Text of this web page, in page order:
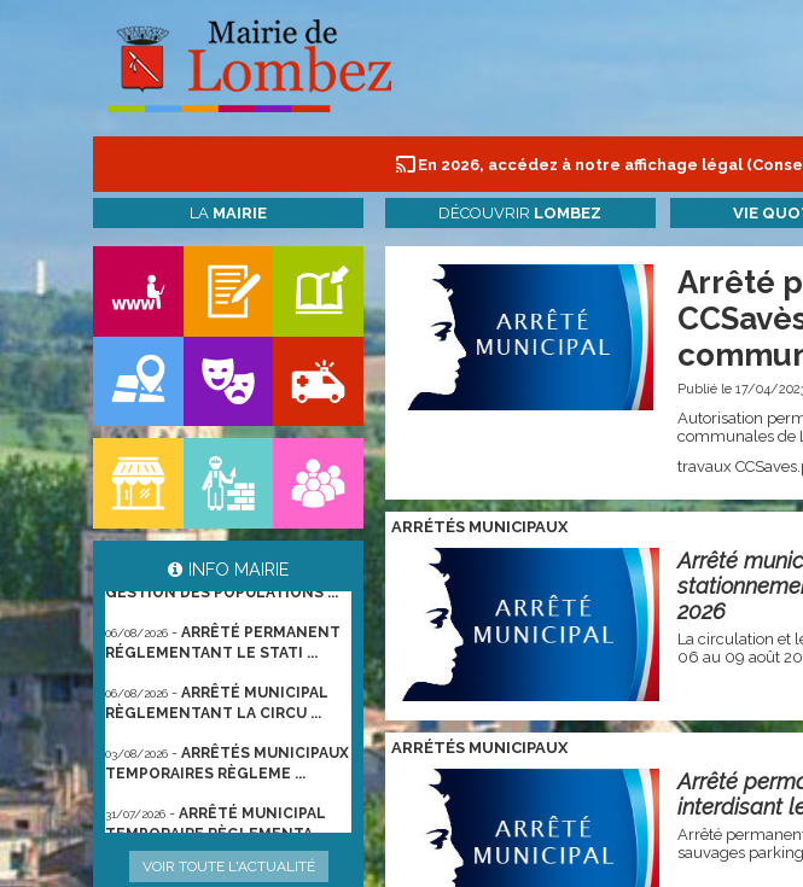
En 2026, accédez à notre affichage légal
LA MAIRIE DÉCOUVRIR LOMBEZ VIE
INFO MAIRIE
GESTION DES POPULATIONS ...
RÉGLEMENTANT LE STATI ...
RÈGLEMENTANT LA CIRCU ...
TEMPORAIRES RÈGLEME ...
TEMPORAIRE RÈGLEMENTA ...
22/06/2026-ARRÊTÉ
PRÉFECTORAL DU 21/06/2026
VOIR TOUTE L'ACTUALITÉ
Arrêté
Publié le 17/04/
Autorisation
communales de
travaux
ARRÉTÉS MUNICIPAUX
Arrêté
2026
La circulation et
06 au 09 août
ARRÉTÉS MUNICIPAUX
Arrêté
interdisant
Arrêté
sauvages